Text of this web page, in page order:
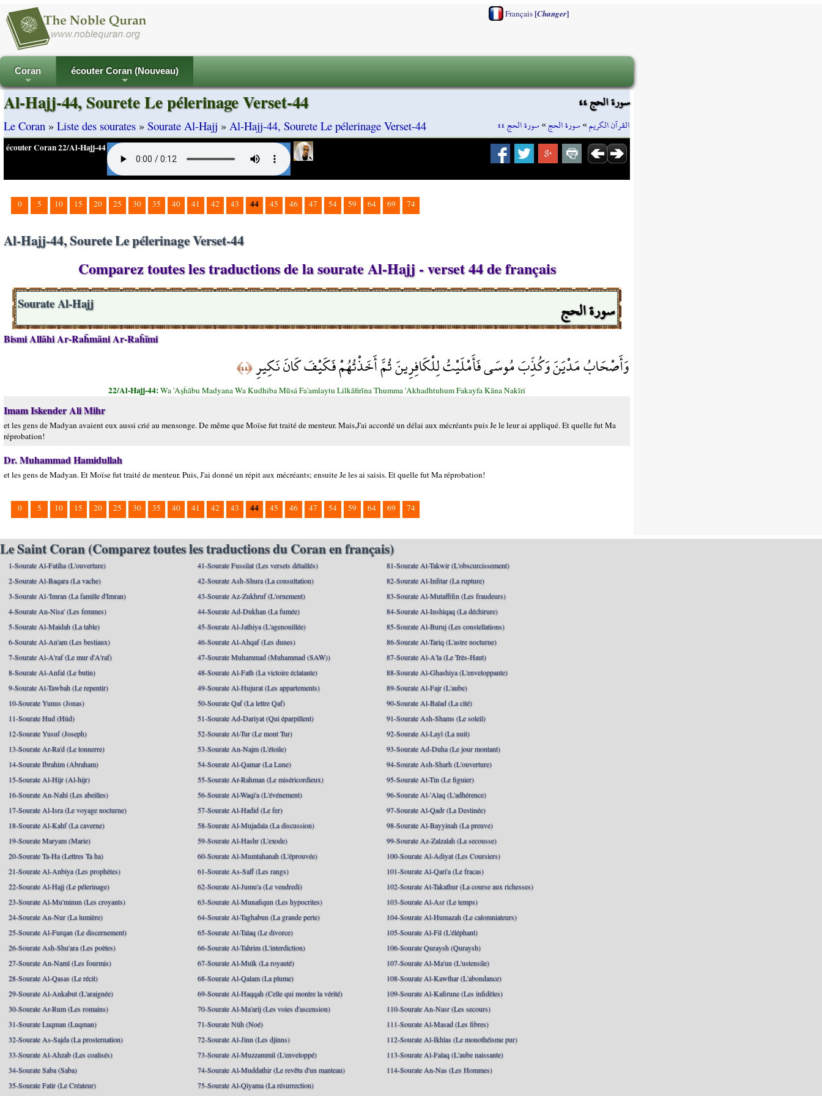
Français[Changer]
+
Coran
+
écouter Coran (Nouveau)
سورة الحج ٤٤
القرآن الكريم»سورة الحج»سورة الحج ٤٤
Al-Hajj-44, Sourete Le pélerinage Verset-44
Le Coran » Liste des sourates » Sourate Al-Hajj » Al-Hajj-44, Sourete Le pélerinage Verset-44
écouter Coran 22/Al-Hajj-44
0 5 10 15 20 25 30 35 40 41 42 43 44 45 46 47 54 59 64 69 74
Al-Hajj-44, Sourete Le pélerinage Verset-44
Comparez toutes les traductions de la sourate Al-Hajj - verset 44 de français
سورة الحج Sourate Al-Hajj
Bismi Allāhi Ar-Raĥmāni Ar-Raĥīmi
وَأَصْحَابُ مَدْيَنَ وَكُذِّبَ مُوسَى فَأَمْلَيْتُ لِلْكَافِرِينَ ثُمَّ أَخَذْتُهُمْ فَكَيْفَ كَانَ نَكِيرِ﴿٤٤﴾
22/Al-Hajj-44:Wa 'Aşĥābu Madyana Wa Kudhiba Mūsá Fa'amlaytu Lilkāfirīna Thumma 'Akhadhtuhum Fakayfa Kāna Nakīri
Imam Iskender Ali Mihr
et les gens de Madyan avaient eux aussi crié au mensonge. De même que Moïse fut traité de menteur. Mais,J'ai accordé un délai aux mécréants puis Je le leur ai appliqué. Et quelle fut Ma
réprobation!
Dr. Muhammad Hamidullah
et les gens de Madyan. Et Moïse fut traité de menteur. Puis, J'ai donné un répit aux mécréants; ensuite Je les ai saisis. Et quelle fut Ma réprobation!
0 5 10 15 20 25 30 35 40 41 42 43 44 45 46 47 54 59 64 69 74
Le Saint Coran (Comparez toutes les traductions du Coran en français)
1-Sourate Al-Fatiha (L'ouverture)
2-Sourate Al-Baqara (La vache)
3-Sourate Al-'Imran (La famille d'Imran)
4-Sourate An-Nisa' (Les femmes)
5-Sourate Al-Maidah (La table)
6-Sourate Al-An'am (Les bestiaux)
7-Sourate Al-A'raf (Le mur d'A'raf)
8-Sourate Al-Anfal (Le butin)
9-Sourate At-Tawbah (Le repentir)
10-Sourate Yunus (Jonas)
11-Sourate Hud (Hûd)
12-Sourate Yusuf (Joseph)
13-Sourate Ar-Ra'd (Le tonnerre)
14-Sourate Ibrahim (Abraham)
15-Sourate Al-Hijr (Al-hijr)
16-Sourate An-Nahl (Les abeilles)
17-Sourate Al-Isra (Le voyage nocturne)
18-Sourate Al-Kahf (La caverne)
19-Sourate Maryam (Marie)
20-Sourate Ta-Ha (Lettres Ta ha)
21-Sourate Al-Anbiya (Les prophètes)
22-Sourate Al-Hajj (Le pélerinage)
23-Sourate Al-Mu'minun (Les croyants)
24-Sourate An-Nur (La lumière)
25-Sourate Al-Furqan (Le discernement)
26-Sourate Ash-Shu'ara (Les poètes)
27-Sourate An-Naml (Les fourmis)
28-Sourate Al-Qasas (Le récit)
29-Sourate Al-Ankabut (L'araignée)
30-Sourate Ar-Rum (Les romains)
31-Sourate Luqman (Luqman)
32-Sourate As-Sajda (La prosternation)
33-Sourate Al-Ahzab (Les coalisés)
34-Sourate Saba (Saba)
35-Sourate Fatir (Le Créateur)
41-Sourate Fussilat (Les versets détaillés)
42-Sourate Ash-Shura (La consultation)
43-Sourate Az-Zukhruf (L'ornement)
44-Sourate Ad-Dukhan (La fumée)
45-Sourate Al-Jathiya (L'agenouillée)
46-Sourate Al-Ahqaf (Les dunes)
47-Sourate Muhammad (Muhammad (SAW))
48-Sourate Al-Fath (La victoire éclatante)
49-Sourate Al-Hujurat (Les appartements)
50-Sourate Qaf (La lettre Qaf)
51-Sourate Ad-Dariyat (Qui éparpillent)
52-Sourate At-Tur (Le mont Tur)
53-Sourate An-Najm (L'étoile)
54-Sourate Al-Qamar (La Lune)
55-Sourate Ar-Rahman (Le miséricordieux)
56-Sourate Al-Waqi'a (L'événement)
57-Sourate Al-Hadid (Le fer)
58-Sourate Al-Mujadala (La discussion)
59-Sourate Al-Hashr (L'exode)
60-Sourate Al-Mumtahanah (L'éprouvée)
61-Sourate As-Saff (Les rangs)
62-Sourate Al-Jumu'a (Le vendredi)
63-Sourate Al-Munafiqun (Les hypocrites)
64-Sourate At-Taghabun (La grande perte)
65-Sourate At-Talaq (Le divorce)
66-Sourate At-Tahrim (L'interdiction)
67-Sourate Al-Mulk (La royauté)
68-Sourate Al-Qalam (La plume)
69-Sourate Al-Haqqah (Celle qui montre la vérité)
70-Sourate Al-Ma'arij (Les voies d'ascension)
71-Sourate Nûh (Noé)
72-Sourate Al-Jinn (Les djinns)
73-Sourate Al-Muzzammil (L'enveloppé)
74-Sourate Al-Muddathir (Le revêtu d'un manteau)
75-Sourate Al-Qiyama (La résurrection)
81-Sourate At-Takwir (L'obscurcissement)
82-Sourate Al-Infitar (La rupture)
83-Sourate Al-Mutaffifin (Les fraudeurs)
84-Sourate Al-Inshiqaq (La déchirure)
85-Sourate Al-Buruj (Les constellations)
86-Sourate At-Tariq (L'astre nocturne)
87-Sourate Al-A'la (Le Très-Haut)
88-Sourate Al-Ghashiya (L'enveloppante)
89-Sourate Al-Fajr (L'aube)
90-Sourate Al-Balad (La cité)
91-Sourate Ash-Shams (Le soleil)
92-Sourate Al-Layl (La nuit)
93-Sourate Ad-Duha (Le jour montant)
94-Sourate Ash-Sharh (L'ouverture)
95-Sourate At-Tin (Le figuier)
96-Sourate Al-'Alaq (L'adhérence)
97-Sourate Al-Qadr (La Destinée)
98-Sourate Al-Bayyinah (La preuve)
99-Sourate Az-Zalzalah (La secousse)
100-Sourate Al-Adiyat (Les Coursiers)
101-Sourate Al-Qari'a (Le fracas)
102-Sourate At-Takathur (La course aux richesses)
103-Sourate Al-Asr (Le temps)
104-Sourate Al-Humazah (Le calomniateurs)
105-Sourate Al-Fil (L'éléphant)
106-Sourate Quraysh (Quraysh)
107-Sourate Al-Ma'un (L'ustensile)
108-Sourate Al-Kawthar (L'abondance)
109-Sourate Al-Kafirune (Les infidèles)
110-Sourate An-Nasr (Les secours)
111-Sourate Al-Masad (Les fibres)
112-Sourate Al-Ikhlas (Le monothéisme pur)
113-Sourate Al-Falaq (L'aube naissante)
114-Sourate An-Nas (Les Hommes)